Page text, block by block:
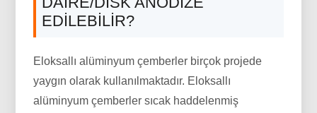
EDILEBILIR?
Eloksallı alüminyum çemberler birçok projede
yaygın olarak kullanılmaktadır. Eloksallı
alüminyum çemberler sıcak haddelenmiş